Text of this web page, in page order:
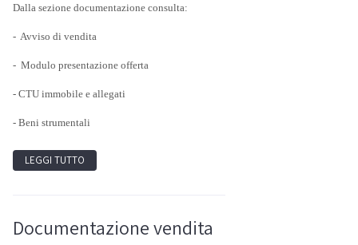
Dalla sezione documentazione consulta:
- Avviso di vendita
- Modulo presentazione offerta
- CTU immobile e allegati
- Beni strumentali
LEGGI TUTTO
Documentazione vendita